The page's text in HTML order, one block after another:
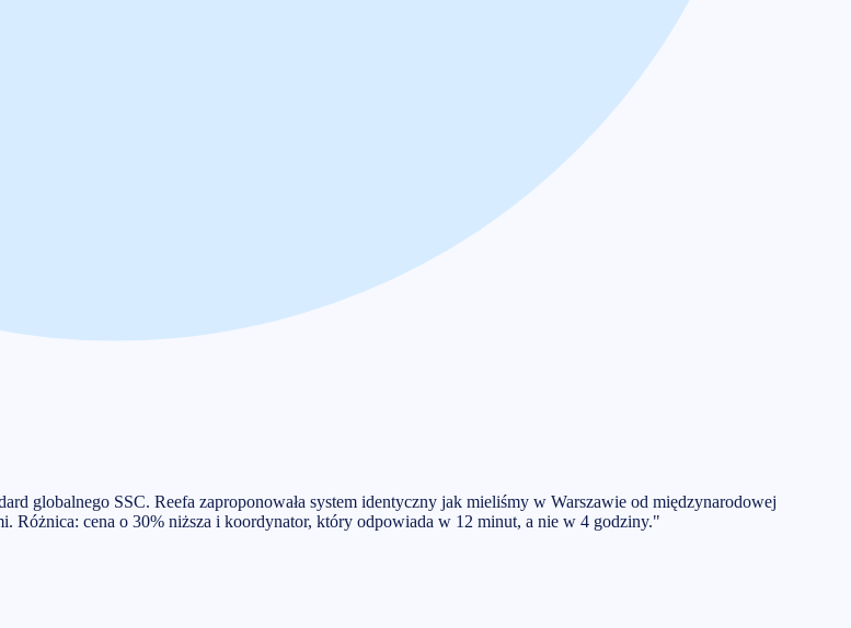
globalnego SSC. Reefa zaproponowała system identyczny jak mieliśmy w Warszawie od międzynarodowej
Różnica: cena o 30% niższa i koordynator, który odpowiada w 12 minut, a nie w 4 godziny."